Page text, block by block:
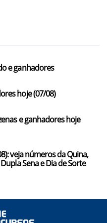
e ganhadores
hoje (07/08)
e ganhadores hoje
veja números da Quina,
Sena e Dia de Sorte